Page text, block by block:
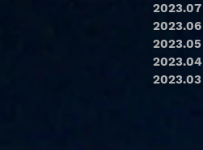
2023.07
2023.06
2023.05
2023.04
2023.03